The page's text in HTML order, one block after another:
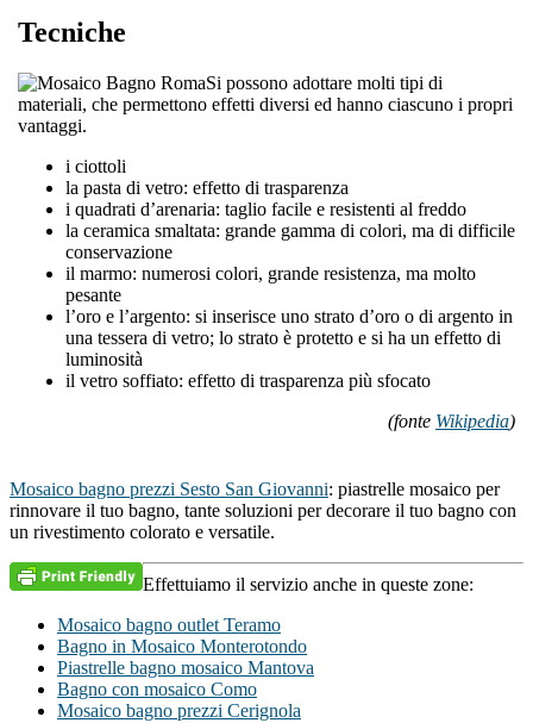
Tecniche
Si possono adottare molti tipi di
materiali, che permettono effetti diversi ed hanno ciascuno i propri
vantaggi.
i ciottoli
la pasta di vetro: effetto di trasparenza
i quadrati d’arenaria: taglio facile e resistenti al freddo
la ceramica smaltata: grande gamma di colori, ma di difficile
conservazione
il marmo: numerosi colori, grande resistenza, ma molto
pesante
l’oro e l’argento: si inserisce uno strato d’oro o di argento in
una tessera di vetro; lo strato è protetto e si ha un effetto di
luminosità
il vetro soffiato: effetto di trasparenza più sfocato
(fonte Wikipedia)
Mosaico bagno prezzi Sesto San Giovanni: piastrelle mosaico per
rinnovare il tuo bagno, tante soluzioni per decorare il tuo bagno con
un rivestimento colorato e versatile.
Effettuiamo il servizio anche in queste zone:
Mosaico bagno outlet Teramo
Bagno in Mosaico Monterotondo
Piastrelle bagno mosaico Mantova
Bagno con mosaico Como
Mosaico bagno prezzi Cerignola